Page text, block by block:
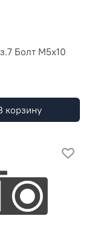
Болт М5х10
корзину